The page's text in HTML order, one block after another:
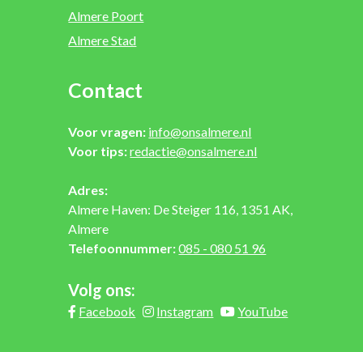
Almere Poort
Almere Stad
Contact
Voor vragen: info@onsalmere.nl
Voor tips:redactie@onsalmere.nl
Adres:
Almere Haven: De Steiger 116, 1351 AK,
Almere
Telefoonnummer:085 - 080 51 96
Volg ons:
Facebook Instagram YouTube